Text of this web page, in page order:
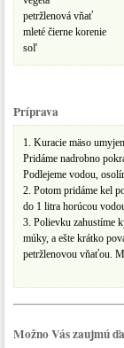
petržlenová vňať
mleté čierne korenie
soľ
Príprava
1. Kuracie mäso
Pridáme nadrobno
Podlejeme vodou,
2. Potom pridáme kel
do 1 litra horúcou
3. Polievku zahustíme
múky, a ešte krátko
petržlenovou vňaťou.
Možno Vás zaujmú